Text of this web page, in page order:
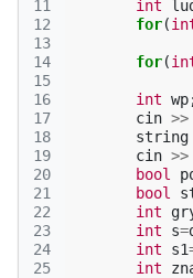
11
12
13
14
15
16
17
18
19
20
21
22
23
24
25
int
for(
for(
int wp
cin >>
string
cin >>
bool
bool
int
int
s=
int
s1
int